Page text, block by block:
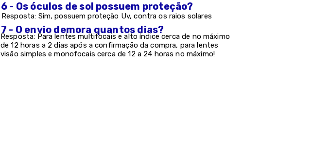
6 - Os óculos de sol possuem proteção?
Resposta: Sim, possuem proteção Uv, contra os raios solares
7 - O envio demora quantos dias?
Resposta: Para lentes multifocais e alto índice cerca de no máximo
de 12 horas a 2 dias após a confirmação da compra, para lentes
visão simples e monofocais cerca de 12 a 24 horas no máximo!